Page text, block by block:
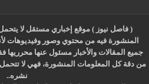
( فاصل نيوز ) موقع إخباري مستقل لا
المنشورة فيه من محتوي وصور وفيديوهات
جميع المقالات والأخبار مسئول عنها محرريها
من دقة كل المعلومات المنشورة، فهي لا تتحمل
نشره..